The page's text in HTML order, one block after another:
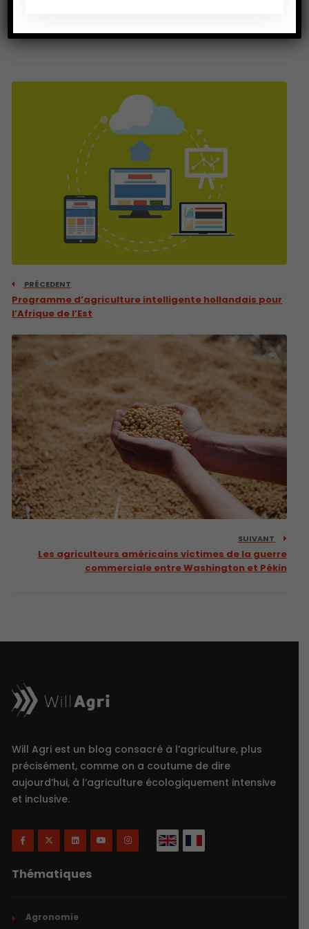
Source :INRA
PRÉCEDENT
Programme d’agriculture intelligente hollandais pour
l’Afrique de l’Est
SUIVANT
Les agriculteurs américains victimes de la guerre
commerciale entre Washington et Pékin
Will Agri est un blog consacré à l’agriculture, plus
précisément, comme on a coutume de dire
aujourd’hui, à l’agriculture écologiquement intensive
et inclusive.
Thématiques
Agronomie